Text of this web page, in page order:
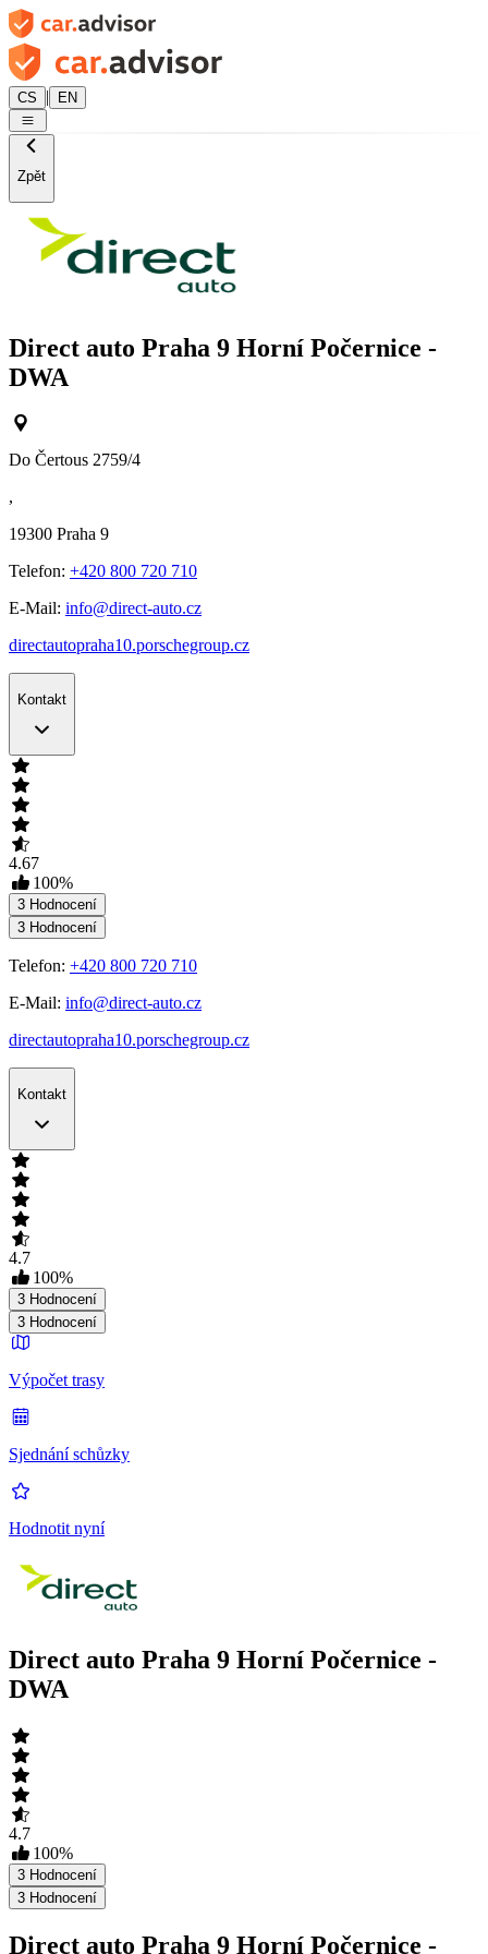
CS | EN
Zpět
Direct auto Praha 9 Horní Počernice -
DWA
Do Čertous 2759/4
,
19300 Praha 9
Telefon: +420 800 720 710
E-Mail: info@direct-auto.cz
directautopraha10.porschegroup.cz
Kontakt
4.67
100%
3 Hodnocení
3 Hodnocení
Telefon: +420 800 720 710
E-Mail: info@direct-auto.cz
directautopraha10.porschegroup.cz
Kontakt
4.7
100%
3 Hodnocení
3 Hodnocení
Výpočet trasy
Sjednání schůzky
Hodnotit nyní
Direct auto Praha 9 Horní Počernice -
DWA
4.7
100%
3 Hodnocení
3 Hodnocení
Direct auto Praha 9 Horní Počernice -